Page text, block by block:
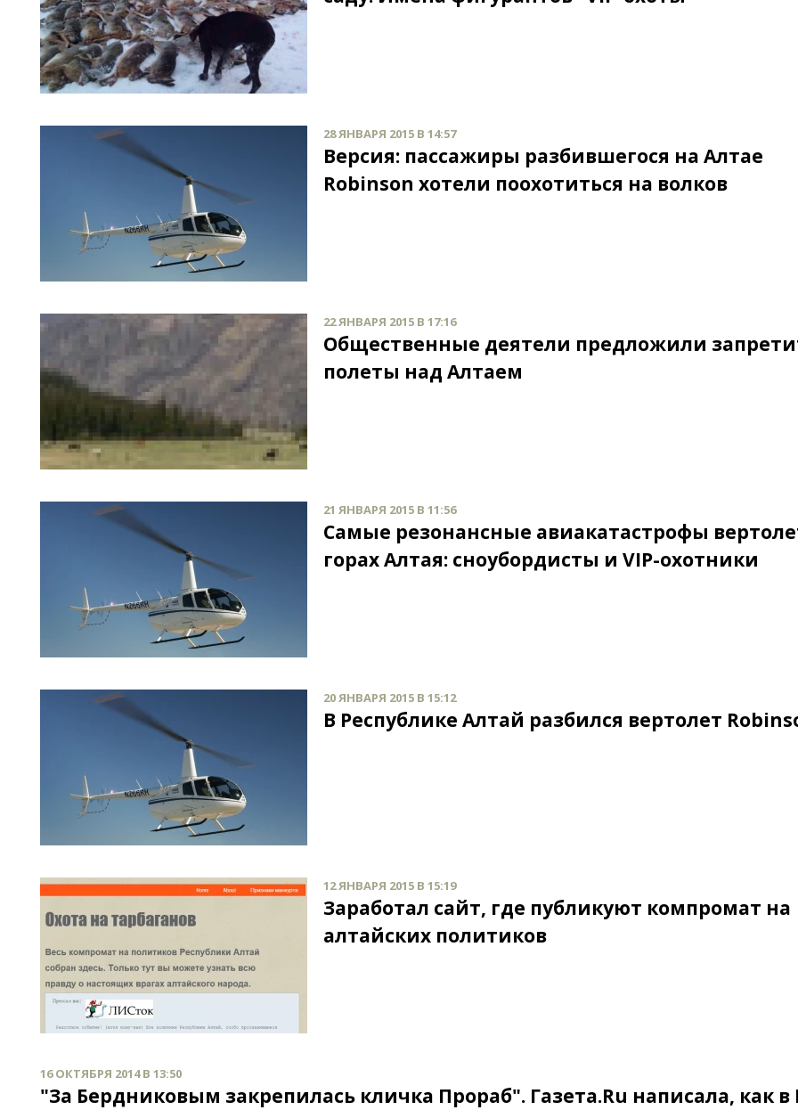
28 ЯНВАРЯ 2015 В 14:57
Версия: пассажиры разбившегося на Алтае
Robinson хотели поохотиться на волков
22 ЯНВАРЯ 2015 В 17:16
Общественные деятели предложили
полеты над Алтаем
21 ЯНВАРЯ 2015 В 11:56
Самые резонансные авиакатастрофы
горах Алтая: сноубордисты и VIP-охотники
20 ЯНВАРЯ 2015 В 15:12
В Республике Алтай разбился вертолет
12 ЯНВАРЯ 2015 В 15:19
Заработал сайт, где публикуют компромат на
алтайских политиков
16 ОКТЯБРЯ 2014 В 13:50
"За Бердниковым закрепилась кличка Прораб". Газета.Ru написала, как